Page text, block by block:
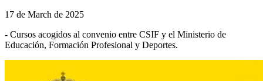
17 de March de 2025
- Cursos acogidos al convenio entre CSIF y el Ministerio de
Educación, Formación Profesional y Deportes.